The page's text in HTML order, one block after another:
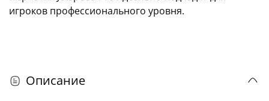
игроков профессионального уровня.
Описание